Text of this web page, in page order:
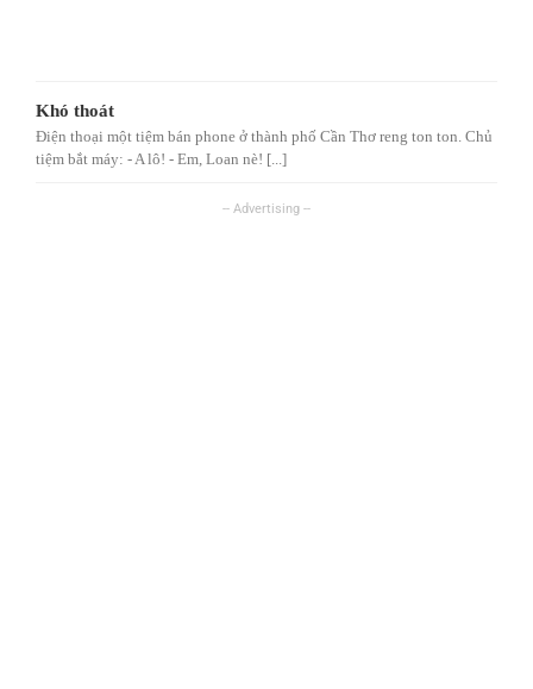
Khó thoát
Điện thoại một tiệm bán phone ở thành phố Cần Thơ reng ton ton. Chủ
tiệm bắt máy: - A lô! - Em, Loan nè! [...]